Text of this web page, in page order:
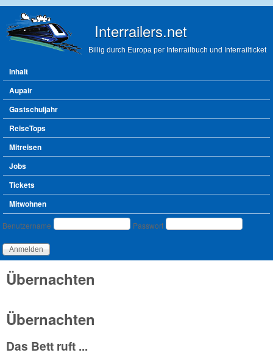
Interrailers.net
Billig durch Europa per Interrailbuch und Interrailticket
Hauptmenü
Inhalt
Aupair
Gastschuljahr
ReiseTops
Mitreisen
Jobs
Tickets
Mitwohnen
Benutzeranmeldung
Benutzername Passwort
Übernachten
Übernachten
Das Bett ruft ...